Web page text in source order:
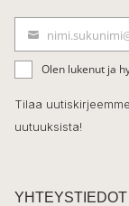
e
b
o
o
k
ä
h
k
t
Olen lukenut ja
Tilaa
uutuuksista!
YHTEYSTIEDOT